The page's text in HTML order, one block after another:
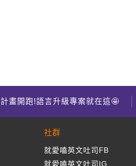
計畫開跑!語言升級專案就在這🤩
社群
就愛嗑英文吐司FB
就愛嗑英文吐司IG